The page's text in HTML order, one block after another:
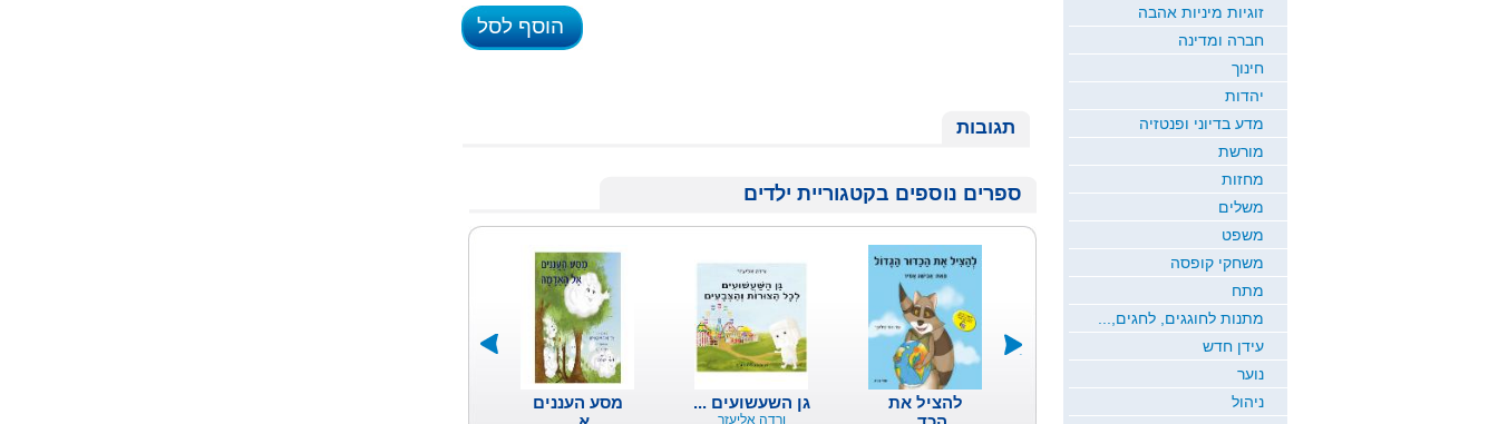
הוסף לסל
תגובות
ספרים נוספים בקטגוריית ילדים
מסע העננים
גן השעשועים ...
ורדה אליעזר
להציל את
ירח זורח
חדוה גבריאל
זוגיות מיניות אהבה
חברה ומדינה
חינוך
יהדות
מדע בדיוני ופנטזיה
מורשת
מחזות
משלים
משפט
משחקי קופסה
מתח
מתנות לחוגגים, לחגים,...
עידן חדש
נוער
ניהול